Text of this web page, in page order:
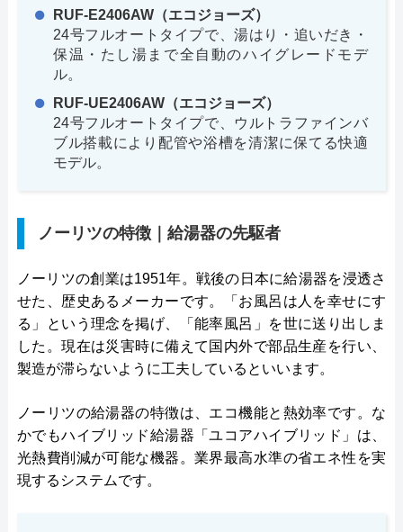
RUF-E2406AW（エコジョーズ）
24号フルオートタイプで、湯はり・追いだき・
保温・たし湯まで全自動のハイグレードモデ
ル。
RUF-UE2406AW（エコジョーズ）
24号フルオートタイプで、ウルトラファインバ
ブル搭載により配管や浴槽を清潔に保てる快適
モデル。
ノーリツの特徴｜給湯器の先駆者
ノーリツの創業は1951年。戦後の日本に給湯器を浸透さ
せた、歴史あるメーカーです。「お風呂は人を幸せにす
る」という理念を掲げ、「能率風呂」を世に送り出しま
した。現在は災害時に備えて国内外で部品生産を行い、
製造が滞らないように工夫しているといいます。
ノーリツの給湯器の特徴は、エコ機能と熱効率です。な
かでもハイブリッド給湯器「ユコアハイブリッド」は、
光熱費削減が可能な機器。業界最高水準の省エネ性を実
現するシステムです。